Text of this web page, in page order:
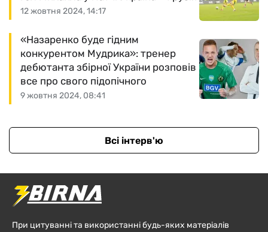
12 жовтня 2024, 14:17
9 жовтня 2024, 08:41
«Назаренко буде гідним
конкурентом Мудрика»: тренер
дебютанта збірної України розповів
все про свого підопічного
Всі інтерв'ю
При цитуванні та використанні будь-яких матеріалів